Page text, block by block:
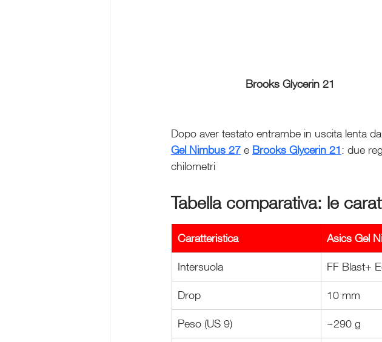
Brooks Glycerin 21
Dopo aver testato entrambe in uscita lenta
Gel Nimbus 27 e Brooks Glycerin 21: due
chilometri
Tabella comparativa: le
Caratteristica Asics Gel
Intersuola FF Blast+
Drop 10 mm
Peso (US 9) ~290 g